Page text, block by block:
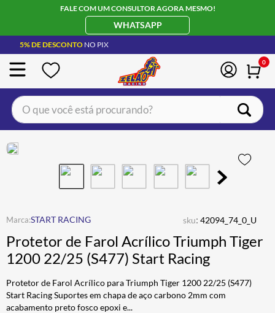
FALE COM UM CONSULTOR AGORA MESMO!
WHATSAPP
5% DE DESCONTO NO PIX
0
O que você está procurando?
START RACING sku: 42094_74_0_U
Protetor de Farol Acrílico Triumph Tiger
1200 22/25 (S477) Start Racing
Protetor de Farol Acrílico para Triumph Tiger 1200 22/25 (S477)
Start Racing Suportes em chapa de aço carbono 2mm com
acabamento preto fosco epoxi e...
BOTA
4º ÓCULOS SOLAR
5º LUVA
6º BAU
7º CALÇA
8º ALPINESTAR